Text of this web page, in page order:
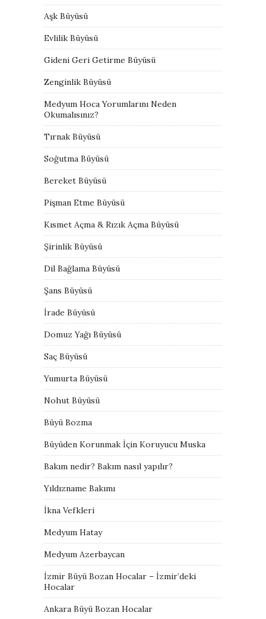
Aşk Büyüsü
Evlilik Büyüsü
Gideni Geri Getirme Büyüsü
Zenginlik Büyüsü
Medyum Hoca Yorumlarını Neden
Okumalısınız?
Tırnak Büyüsü
Soğutma Büyüsü
Bereket Büyüsü
Pişman Etme Büyüsü
Kısmet Açma & Rızık Açma Büyüsü
Şirinlik Büyüsü
Dil Bağlama Büyüsü
Şans Büyüsü
İrade Büyüsü
Domuz Yağı Büyüsü
Saç Büyüsü
Yumurta Büyüsü
Nohut Büyüsü
Büyü Bozma
Büyüden Korunmak İçin Koruyucu Muska
Bakım nedir? Bakım nasıl yapılır?
Yıldızname Bakımı
İkna Vefkleri
Medyum Hatay
Medyum Azerbaycan
İzmir Büyü Bozan Hocalar – İzmir’deki
Hocalar
Ankara Büyü Bozan Hocalar